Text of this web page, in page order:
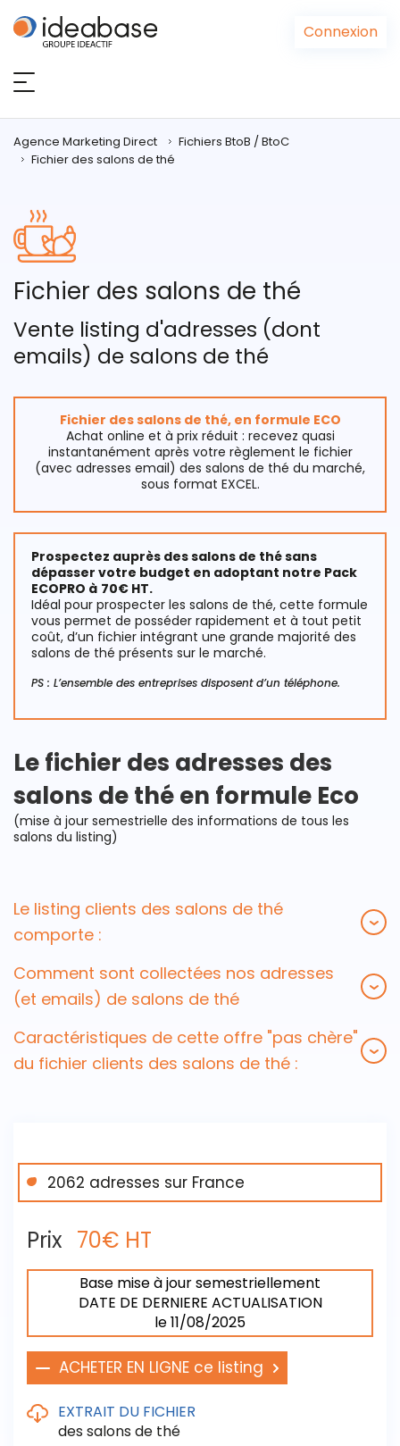
Connexion
Agence Marketing Direct
Fichiers BtoB / BtoC
Fichier des salons de thé
Fichier des salons de thé
Vente listing d'adresses (dont
emails) de salons de thé
Fichier des salons de thé, en formule ECO
Achat online et à prix réduit : recevez quasi
instantanément après votre règlement le fichier
(avec adresses email) des salons de thé du marché,
sous format EXCEL.
Prospectez auprès des salons de thé sans
dépasser votre budget en adoptant notre Pack
ECOPRO à 70€ HT.
Idéal pour prospecter les salons de thé, cette formule
vous permet de posséder rapidement et à tout petit
coût, d’un fichier intégrant une grande majorité des
salons de thé présents sur le marché.
PS : L’ensemble des entreprises disposent d’un téléphone.
Le fichier des adresses des
salons de thé en formule Eco
(mise à jour semestrielle des informations de tous les
salons du listing)
Le listing clients des salons de thé
comporte :
Comment sont collectées nos adresses
(et emails) de salons de thé
Caractéristiques de cette offre "pas chère"
du fichier clients des salons de thé :
2062 adresses sur France
Prix 70€ HT
Base mise à jour semestriellement
DATE DE DERNIERE ACTUALISATION
le 11/08/2025
ACHETER EN LIGNE ce listing
EXTRAIT DU FICHIER
des salons de thé